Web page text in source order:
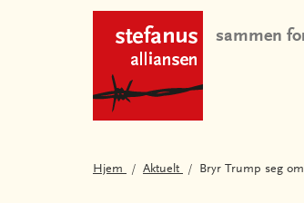
sammen
Hjem Aktuelt Bryr Trump seg